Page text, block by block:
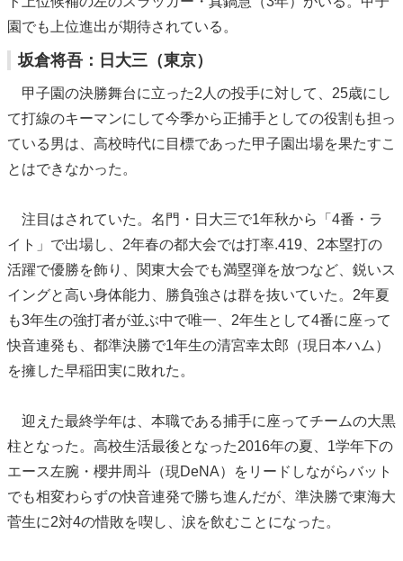
園でも上位進出が期待されている。
坂倉将吾：日大三（東京）
甲子園の決勝舞台に立った2人の投手に対して、25歳にし
て打線のキーマンにして今季から正捕手としての役割も担っ
ている男は、高校時代に目標であった甲子園出場を果たすこ
とはできなかった。
注目はされていた。名門・日大三で1年秋から「4番・ラ
イト」で出場し、2年春の都大会では打率.419、2本塁打の
活躍で優勝を飾り、関東大会でも満塁弾を放つなど、鋭いス
イングと高い身体能力、勝負強さは群を抜いていた。2年夏
も3年生の強打者が並ぶ中で唯一、2年生として4番に座って
快音連発も、都準決勝で1年生の清宮幸太郎（現日本ハム）
を擁した早稲田実に敗れた。
迎えた最終学年は、本職である捕手に座ってチームの大黒
柱となった。高校生活最後となった2016年の夏、1学年下の
エース左腕・櫻井周斗（現DeNA）をリードしながらバット
でも相変わらずの快音連発で勝ち進んだが、準決勝で東海大
菅生に2対4の惜敗を喫し、涙を飲むことになった。